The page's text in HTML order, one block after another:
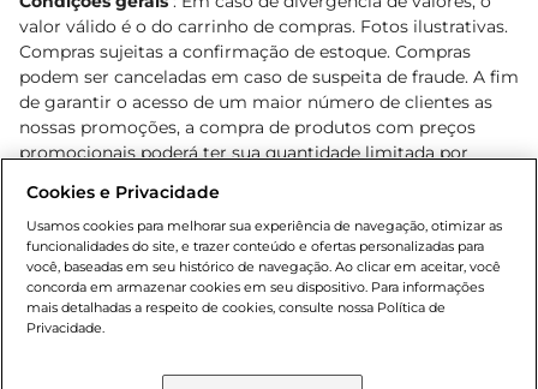
valor válido é o do carrinho de compras. Fotos ilustrativas.
Compras sujeitas a confirmação de estoque. Compras
podem ser canceladas em caso de suspeita de fraude. A fim
de garantir o acesso de um maior número de clientes as
nossas promoções, a compra de produtos com preços
promocionais poderá ter sua quantidade limitada por
o e-commerce e válidos durante o dia de hoje, podendo
sofrer alterações sem prévia notificação. Proibida a venda
de bebidas alcoólicas para menores de 18 anos, conforme
Lei n.º 8069/90, art. 81, inciso II (Estatuto da Criança e do
Adolescente). Preços e condições exclusivos para o
www.bretas.com.br
Cookies e Privacidade
Usamos cookies para melhorar sua experiência de navegação, otimizar as
funcionalidades do site, e trazer conteúdo e ofertas personalizadas para
você, baseadas em seu histórico de navegação. Ao clicar em aceitar, você
concorda em armazenar cookies em seu dispositivo. Para informações
mais detalhadas a respeito de cookies, consulte nossa Política de
Privacidade.